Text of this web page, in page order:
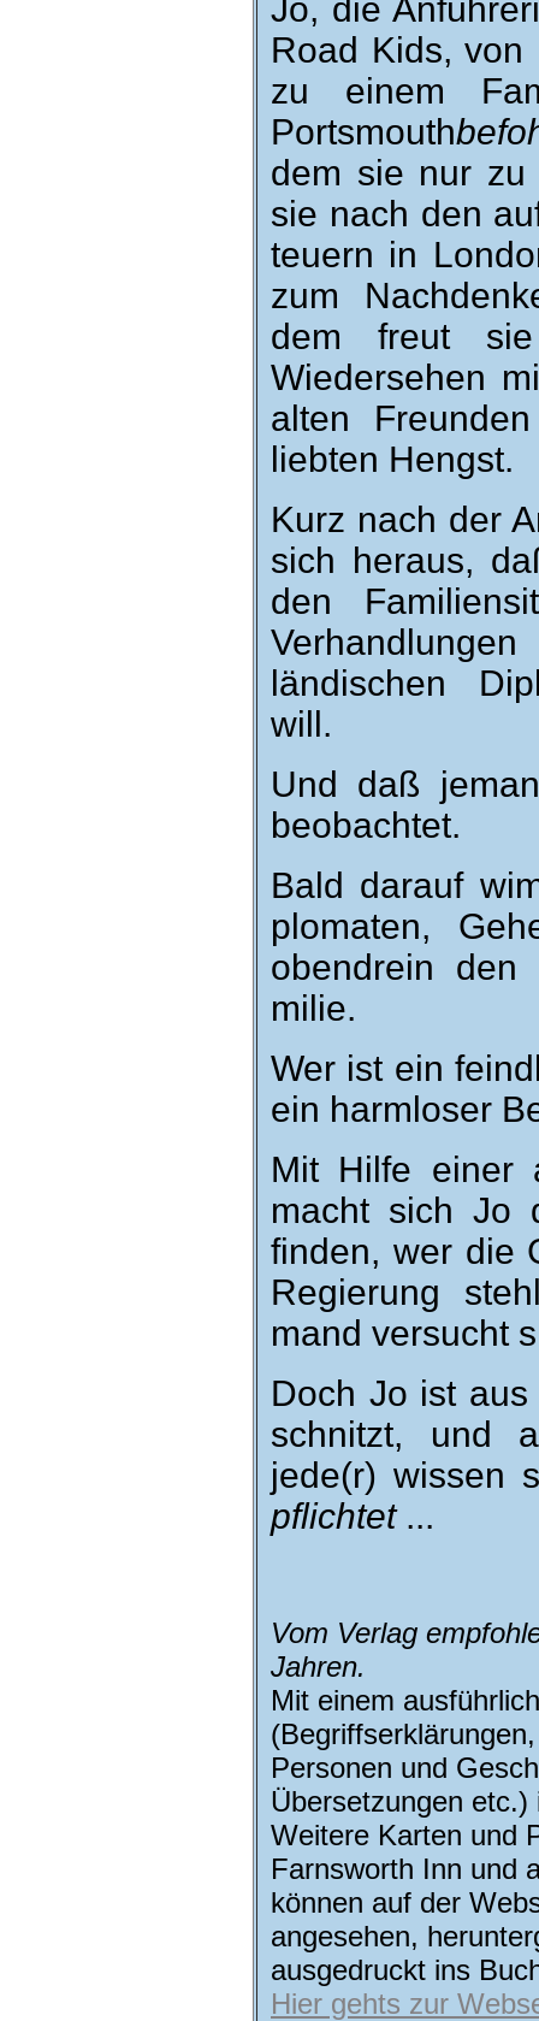
Jo, die
Road Kids, von
zu einem
Portsmouth
dem sie nur zu
sie nach den
teuern in
zum
dem freut
Wieder­sehen
alten
liebten Hengst.
Kurz nach der
sich heraus,
den
län­dischen
will.
Und daß
be­obachtet.
Bald da­rauf
plo­maten,
oben­drein
milie.
Wer ist ein
ein harm­loser
Mit Hilfe einer
macht sich Jo
finden, wer die
Re­gierung
mand ver­sucht
Doch Jo ist
schnitzt, und
jede(r) wissen
pflichtet...
Vom Verlag
Jahren.
Mit einem
Personen und
Übersetzungen etc.)
Weitere Karten und
Farnsworth Inn und
können auf der
angesehen,
ausgedruckt ins
Hier gehts zur